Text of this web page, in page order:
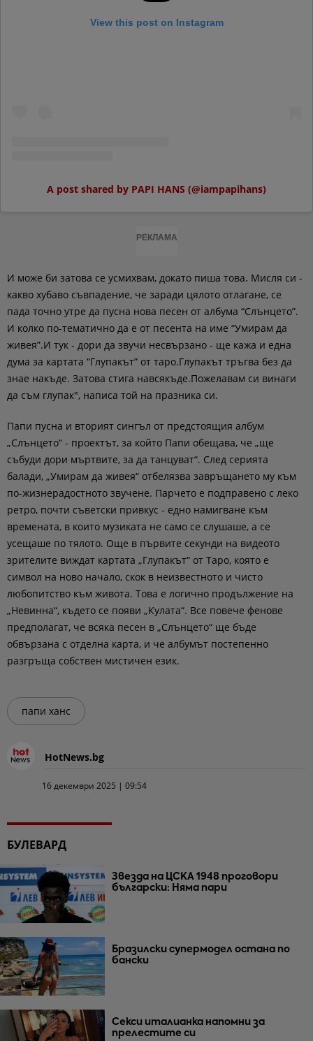
View this post on Instagram
A post shared by PAPI HANS (@iampapihans)
РЕКЛАМА
И може би затова се усмихвам, докато пиша това. Мисля си -
какво хубаво съвпадение, че заради цялото отлагане, се
пада точно утре да пусна нова песен от албума “Слънцето”.
И колко по-тематично да е от песента на име “Умирам да
живея”.И тук - дори да звучи несвързано - ще кажа и една
дума за картата “Глупакът” от таро.Глупакът тръгва без да
знае накъде. Затова стига навсякъде.Пожелавам си винаги
да съм глупак", написа той на празника си.
Папи пусна и вторият сингъл от предстоящия албум
„Слънцето“ - проектът, за който Папи обещава, че „ще
събуди дори мъртвите, за да танцуват“. След серията
балади, „Умирам да живея“ отбелязва завръщането му към
по-жизнерадостното звучене. Парчето е подправено с леко
ретро, почти съветски привкус - едно намигване към
времената, в които музиката не само се слушаше, а се
усещаше по тялото. Още в първите секунди на видеото
зрителите виждат картата „Глупакът“ от Таро, която е
символ на ново начало, скок в неизвестното и чисто
любопитство към живота. Това е логично продължение на
„Невинна“, където се появи „Кулата“. Все повече фенове
предполагат, че всяка песен в „Слънцето“ ще бъде
обвързана с отделна карта, и че албумът постепенно
разгръща собствен мистичен език.
папи ханс
HotNews.bg
16 декември 2025 | 09:54
БУЛЕВАРД
Звезда на ЦСКА 1948 проговори
български: Няма пари
Бразилски супермодел остана по
бански
Секси италианка напомни за
прелестите си